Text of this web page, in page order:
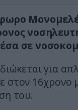
σε
για
στον 16χρονο
του.